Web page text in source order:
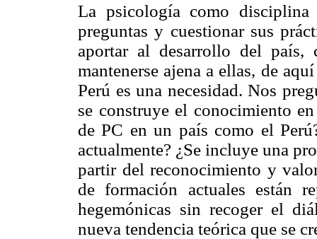
La psicología como
preguntas y cuestionar sus
aportar al desarrollo del país,
mantenerse ajena a ellas, de
Perú es una necesidad. Nos
se construye el conocimiento
de PC en un país como el
actualmente? ¿Se incluye una
partir del reconocimiento y
de formación actuales están
hegemónicas sin recoger el
nueva tendencia teórica que se